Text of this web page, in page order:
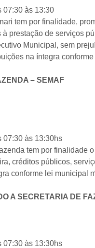
07:30 às 13:30
tem por finalidade,
prestação de serviços
Municipal, sem
na íntegra
– SEMAF
07:30 às 13:30hs
tem por
créditos públicos,
conforme lei municipal
A SECRETARIA DE
07:30 às 13:30hs